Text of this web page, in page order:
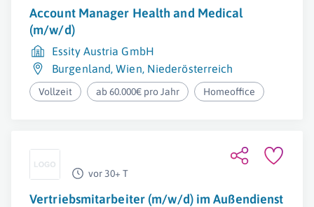
Account Manager Health and Medical
(m/w/d)
Essity Austria GmbH
Burgenland,Wien, Niederösterreich
Vollzeit ab 60.000€ pro Jahr Homeoffice
vor 30+ T
Vertriebsmitarbeiter (m/w/d) im Außendienst